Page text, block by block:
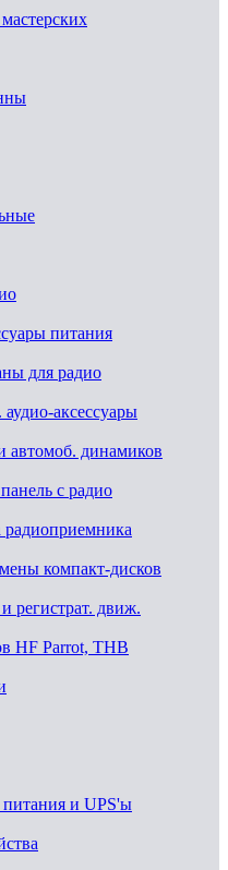
питания
для радио
аксессуары
автомоб. динамиков
с радио
компакт-дисков
регистрат. движ.
HF Parrot, THB
и UPS'ы